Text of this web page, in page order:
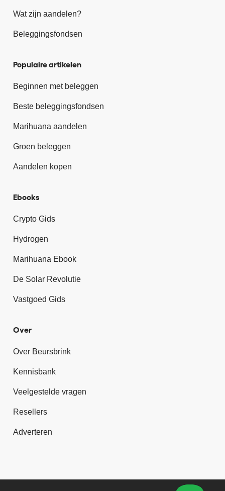
Wat zijn aandelen?
Beleggingsfondsen
Populaire artikelen
Beginnen met beleggen
Beste beleggingsfondsen
Marihuana aandelen
Groen beleggen
Aandelen kopen
Ebooks
Crypto Gids
Hydrogen
Marihuana Ebook
De Solar Revolutie
Vastgoed Gids
Over
Over Beursbrink
Kennisbank
Veelgestelde vragen
Resellers
Adverteren